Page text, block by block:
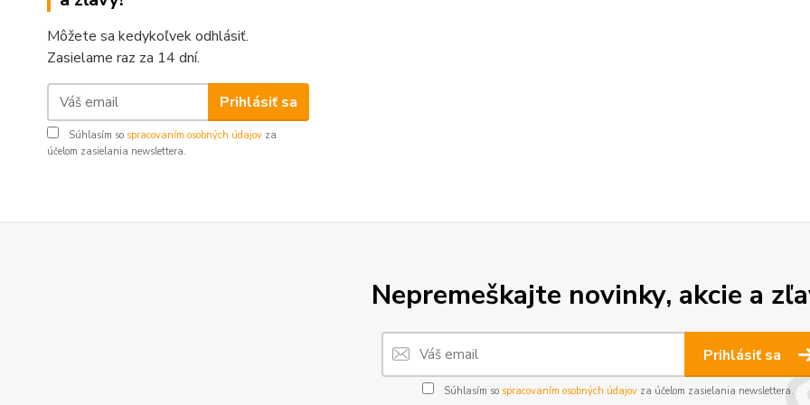
Môžete sa kedykoľvek odhlásiť.
Zasielame raz za 14 dní.
Prihlásiť sa
Súhlasím so spracovaním osobných údajov za
účelom zasielania newslettera.
Nepremeškajte novinky, akcie a
Prihlásiť sa
Súhlasím so spracovaním osobných údajovza účelom zasielania newslettera.